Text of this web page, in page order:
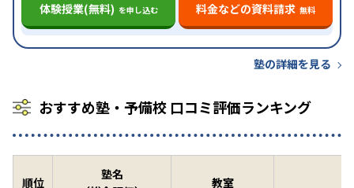
体験授業(無料) を申し込む 料金などの資料請求 無料
塾の詳細を見る
おすすめ塾・予備校 口コミ評価ランキング
順位
塾名
教室